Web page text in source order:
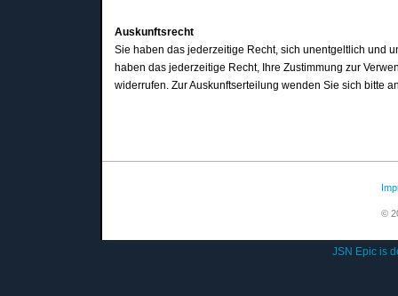
Auskunftsrecht
Sie haben das jederzeitige Recht, sich unentgeltlich und
haben das jederzeitige Recht, Ihre Zustimmung zur
widerrufen. Zur Auskunftserteilung wenden Sie sich bitte
©
JSN Epic is